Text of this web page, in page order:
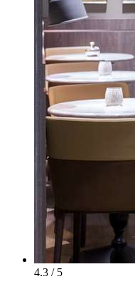
4.3 / 5